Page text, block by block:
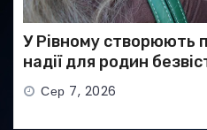
У Рівному створюють
надії для родин
полонених військових
Сер 7, 2026